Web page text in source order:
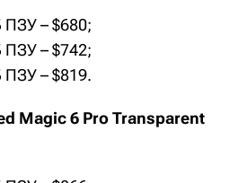
ПЗУ – $680;
ПЗУ – $742;
ПЗУ – $819.
Magic 6 Pro Transparent